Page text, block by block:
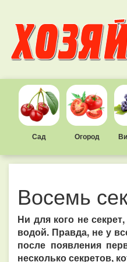
Сад Огород
Восемь
Ни для кого не
водой. Правда, не у
после появления
несколько секретов,